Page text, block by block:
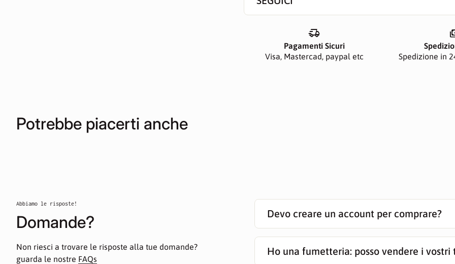
delivery_truck_speed
Pagamenti Sicuri
Visa, Mastercad, paypal etc
Spedizione in
Potrebbe piacerti anche
Abbiamo le risposte!
Domande?
Non riesci a trovare le risposte alla tue domande?
guarda le nostre FAQs
Devo creare un account per comprare?
Ho una fumetteria: posso vendere i vostri